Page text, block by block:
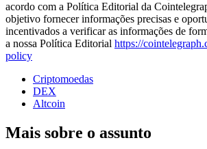
acordo com a Política Editorial da
objetivo fornecer informações precisas e
incentivados a verificar as informações de
a nossa Política Editorial https://
policy
Criptomoedas
DEX
Altcoin
Mais sobre o assunto